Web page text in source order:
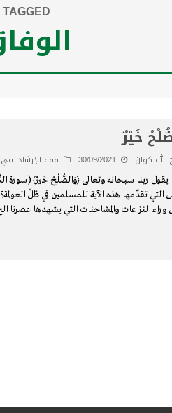
TAGGED
خَيْرٌ
الله كولن 30/09/2021 فقه الإرشاد, في
التي تقدِّمها هذه الآية للمسلمين في ظلّ
وراء النزاعات والمشاحنات التي يشهدها عصرنا